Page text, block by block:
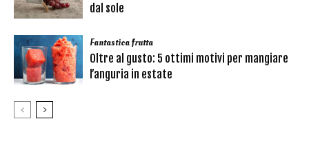
dal sole
Fantastica frutta
Oltre al gusto: 5 ottimi motivi per mangiare
l’anguria in estate